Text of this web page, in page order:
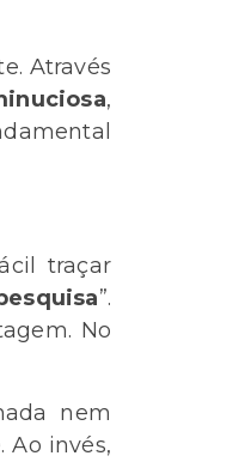
Através
,
traçar
”.
No
nem
Ao invés,